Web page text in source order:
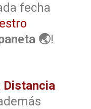
fecha
🌏!
Distancia